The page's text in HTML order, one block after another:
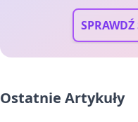
SPRAWDŹ
Ostatnie Artykuły